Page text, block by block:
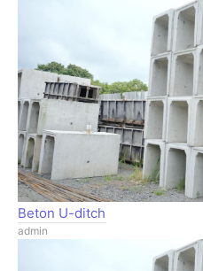
Beton U-ditch
admin